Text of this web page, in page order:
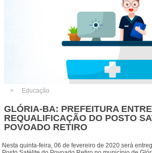
Educação
GLÓRIA-BA: PREFEITURA
REQUALIFICAÇÃO DO POSTO
POVOADO RETIRO
Nesta quinta-feira, 06 de fevereiro de 2020 será